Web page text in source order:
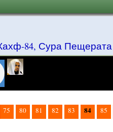
84, Сура Пещерата
75 80 81 82 83 84 85